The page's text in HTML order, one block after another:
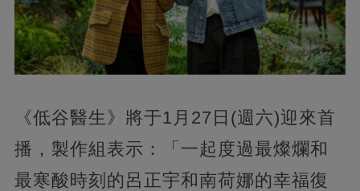
《低谷醫生》將于1月27日(週六)迎來首
播，製作組表示：「一起度過最燦爛和
最寒酸時刻的呂正宇和南荷娜的幸福復